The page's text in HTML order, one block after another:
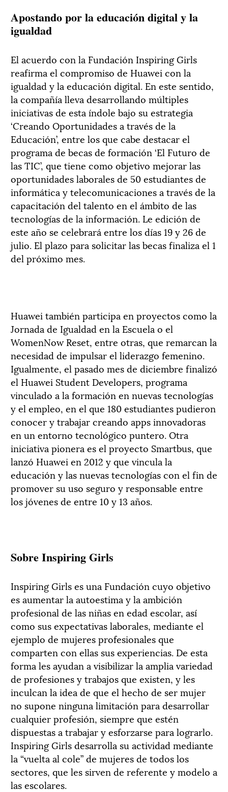
Apostando por la educación digital y la
igualdad
El acuerdo con la Fundación Inspiring Girls
reafirma el compromiso de Huawei con la
igualdad y la educación digital. En este sentido,
la compañía lleva desarrollando múltiples
iniciativas de esta índole bajo su estrategia
‘Creando Oportunidades a través de la
Educación’, entre los que cabe destacar el
programa de becas de formación ‘El Futuro de
las TIC’, que tiene como objetivo mejorar las
oportunidades laborales de 50 estudiantes de
informática y telecomunicaciones a través de la
capacitación del talento en el ámbito de las
tecnologías de la información. Le edición de
este año se celebrará entre los días 19 y 26 de
julio. El plazo para solicitar las becas finaliza el 1
del próximo mes.
Huawei también participa en proyectos como la
Jornada de Igualdad en la Escuela o el
WomenNow Reset, entre otras, que remarcan la
necesidad de impulsar el liderazgo femenino.
Igualmente, el pasado mes de diciembre finalizó
el Huawei Student Developers, programa
vinculado a la formación en nuevas tecnologías
y el empleo, en el que 180 estudiantes pudieron
conocer y trabajar creando apps innovadoras
en un entorno tecnológico puntero. Otra
iniciativa pionera es el proyecto Smartbus, que
lanzó Huawei en 2012 y que vincula la
educación y las nuevas tecnologías con el fin de
promover su uso seguro y responsable entre
los jóvenes de entre 10 y 13 años.
Sobre Inspiring Girls
Inspiring Girls es una Fundación cuyo objetivo
es aumentar la autoestima y la ambición
profesional de las niñas en edad escolar, así
como sus expectativas laborales, mediante el
ejemplo de mujeres profesionales que
comparten con ellas sus experiencias. De esta
forma les ayudan a visibilizar la amplia variedad
de profesiones y trabajos que existen, y les
inculcan la idea de que el hecho de ser mujer
no supone ninguna limitación para desarrollar
cualquier profesión, siempre que estén
dispuestas a trabajar y esforzarse para lograrlo.
Inspiring Girls desarrolla su actividad mediante
la “vuelta al cole” de mujeres de todos los
sectores, que les sirven de referente y modelo a
las escolares.